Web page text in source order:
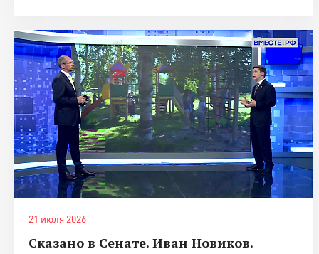
21 июля 2026
Сказано в Сенате. Иван Новиков.